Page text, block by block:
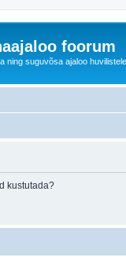
foorum
ning suguvõsa ajaloo
kustutada?